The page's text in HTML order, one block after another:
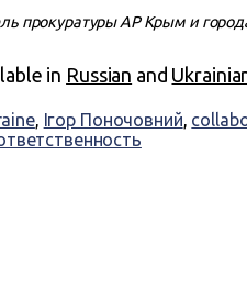
прокуратуры АР Крым и
in Russian and
, Ігор Поночовний,